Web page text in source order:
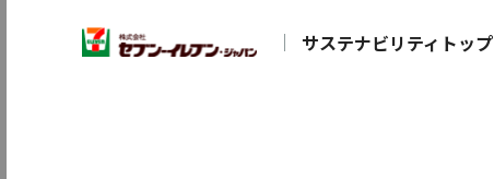
サステナビリティトップ